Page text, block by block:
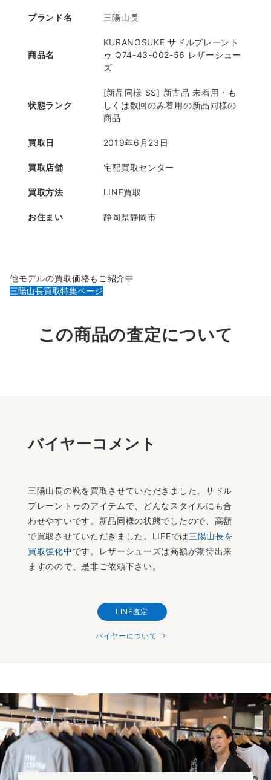
ブランド名 三陽山長
商品名
KURANOSUKE サドルプレーント
ゥ Q74-43-002-56 レザーシュー
ズ
状態ランク
[新品同様 SS] 新古品 未着用・も
しくは数回のみ着用の新品同様の
商品
買取日 2019年6月23日
買取店舗 宅配買取センター
買取方法 LINE買取
お住まい 静岡県静岡市
他モデルの買取価格もご紹介中
三陽山長買取特集ページ
この商品の査定について
バイヤーコメント
三陽山長の靴を買取させていただきました。サドル
プレーントゥのアイテムで、どんなスタイルにも合
わせやすいです。新品同様の状態でしたので、高額
で買取させていただきました。LIFEでは三陽山長を
買取強化中です。レザーシューズは高額が期待出来
ますのので、是非ご依頼下さい。
LINE査定
バイヤーについて